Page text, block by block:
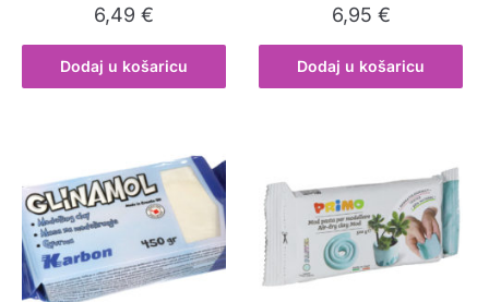
6,49€
Dodaj u košaricu
6,95 €
Dodaj u košaricu